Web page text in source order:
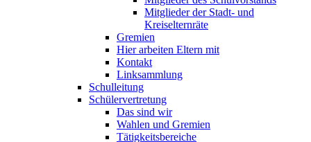
Mitglieder der Stadt- und
Kreiselternräte
Gremien
Hier arbeiten Eltern mit
Kontakt
Linksammlung
Schulleitung
Schülervertretung
Das sind wir
Wahlen und Gremien
Tätigkeitsbereiche